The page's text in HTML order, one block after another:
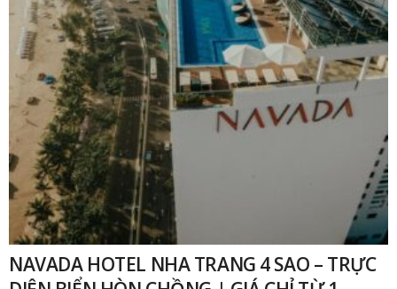
NAVADA HOTEL NHA TRANG 4 SAO – TRỰC